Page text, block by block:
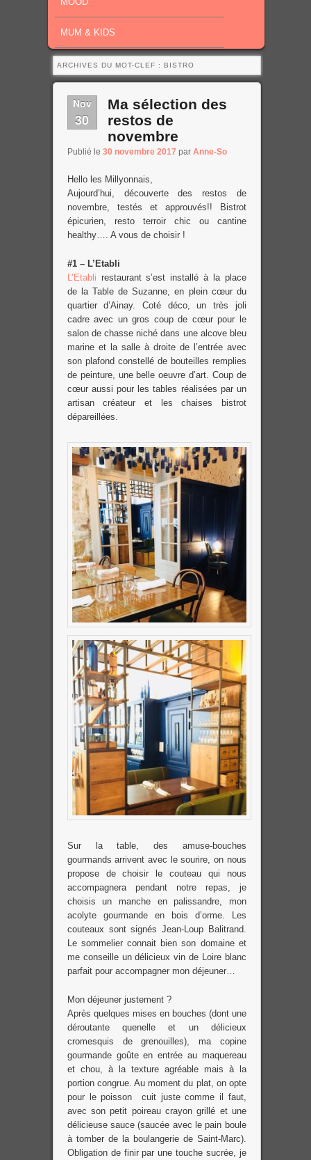
MUM & KIDS
ARCHIVES DU MOT-CLEF : BISTRO
Nov
30
Ma sélection des
restos de
novembre
Publié le 30 novembre 2017 par Anne-So
Hello les Millyonnais,
Aujourd’hui, découverte des restos de
novembre, testés et approuvés!! Bistrot
épicurien, resto terroir chic ou cantine
healthy…. A vous de choisir !
#1 – L’Etabli
L’Etabli restaurant s’est installé à la place
de la Table de Suzanne, en plein cœur du
quartier d’Ainay. Coté déco, un très joli
cadre avec un gros coup de cœur pour le
salon de chasse niché dans une alcove bleu
marine et la salle à droite de l’entrée avec
son plafond constellé de bouteilles remplies
de peinture, une belle oeuvre d’art. Coup de
cœur aussi pour les tables réalisées par un
artisan créateur et les chaises bistrot
dépareillées.
Sur la table, des amuse-bouches
gourmands arrivent avec le sourire, on nous
propose de choisir le couteau qui nous
accompagnera pendant notre repas, je
choisis un manche en palissandre, mon
acolyte gourmande en bois d’orme. Les
couteaux sont signés Jean-Loup Balitrand.
Le sommelier connait bien son domaine et
me conseille un délicieux vin de Loire blanc
parfait pour accompagner mon déjeuner…
Mon déjeuner justement ?
Après quelques mises en bouches (dont une
déroutante quenelle et un délicieux
cromesquis de grenouilles), ma copine
gourmande goûte en entrée au maquereau
et chou, à la texture agréable mais à la
portion congrue. Au moment du plat, on opte
pour le poisson cuit juste comme il faut,
avec son petit poireau crayon grillé et une
délicieuse sauce (saucée avec le pain boule
à tomber de la boulangerie de Saint-Marc).
Obligation de finir par une touche sucrée, je